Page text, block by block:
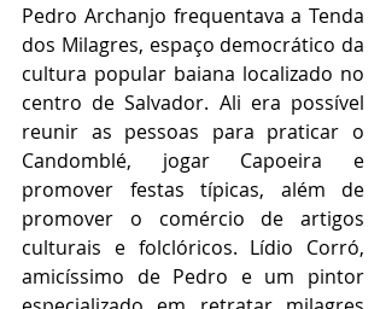
Pedro Archanjo frequentava a Tenda
dos Milagres, espaço democrático da
cultura popular baiana localizado no
centro de Salvador. Ali era possível
reunir as pessoas para praticar o
Candomblé, jogar Capoeira e
promover festas típicas, além de
promover o comércio de artigos
culturais e folclóricos. Lídio Corró,
amicíssimo de Pedro e um pintor